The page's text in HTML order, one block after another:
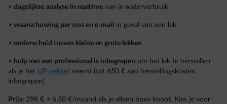
> dagelijkse analyse in realtime van je waterverbruik
> waarschuwing per sms en e-mail in geval van een lek
> onderscheid tussen kleine en grote lekken
> hulp van een professional is inbegrepen om het lek te herstellen
als je het UP-pakket neemt (tot 650 € aan herstellingskosten
inbegrepen)
Prijs: 298 € + 6,50 €/maand als je alleen boxx koopt. Kies je voor